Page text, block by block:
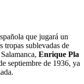
que jugará un
tropas sublevadas de
Enrique Pla
septiembre de 1936, ya